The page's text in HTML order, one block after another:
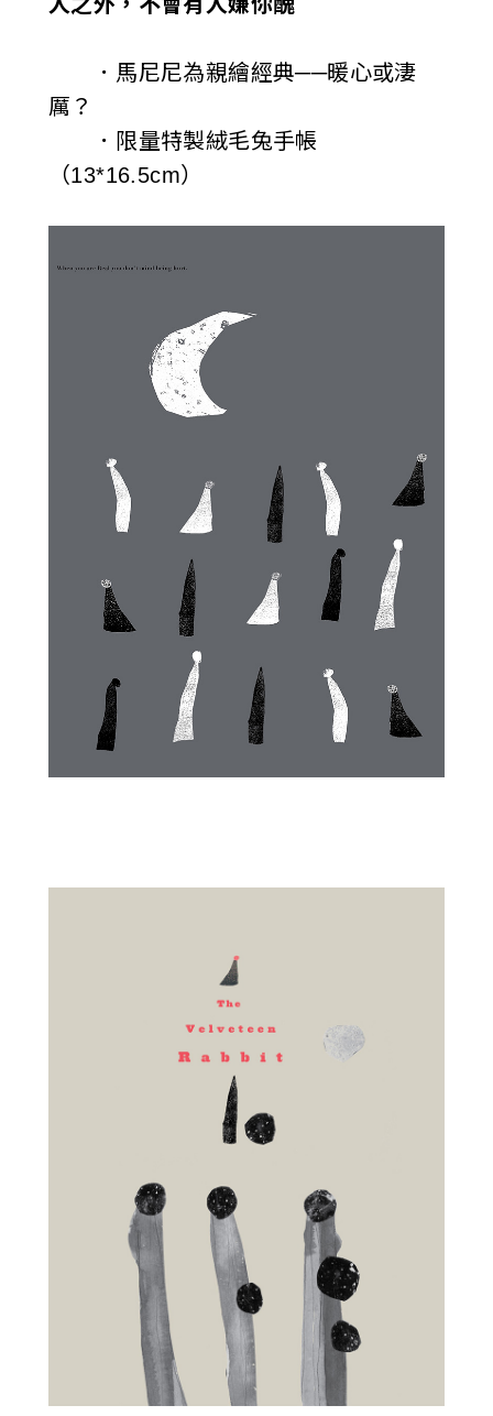
．馬尼尼為親繪經典──暖心或淒
厲？
．限量特製絨毛兔手帳
（13*16.5cm）